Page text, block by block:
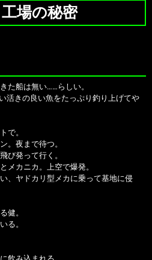
場の秘密
た船は無い……らしい。
活きの良い魚をたっぷり釣り上げてや
で。
。夜まで待つ。
び発って行く。
メカニカ。上空で爆発。
、ヤドカリ型メカに乗って基地に侵
健。
る。